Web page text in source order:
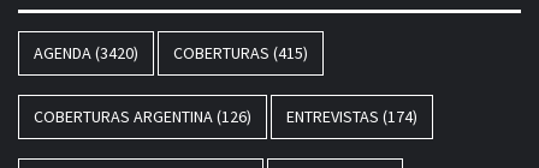
AGENDA(3420) COBERTURAS (415)
COBERTURAS ARGENTINA(126) ENTREVISTAS (174)